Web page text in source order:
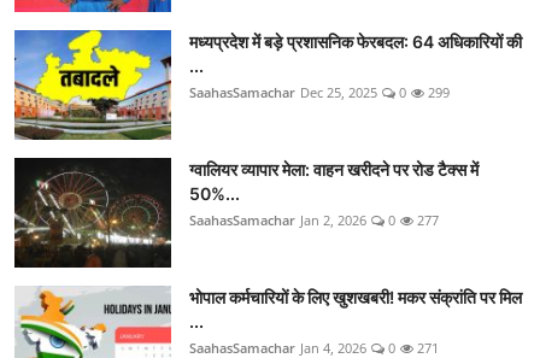
मध्यप्रदेश में बड़े प्रशासनिक फेरबदल: 64 अधिकारियों की
...
SaahasSamachar Dec 25, 2025 0 299
ग्वालियर व्यापार मेला: वाहन खरीदने पर रोड टैक्स में
50%...
SaahasSamachar Jan 2, 2026 0 277
भोपाल कर्मचारियों के लिए खुशखबरी! मकर संक्रांति पर मिल
...
SaahasSamachar Jan 4, 2026 0 271